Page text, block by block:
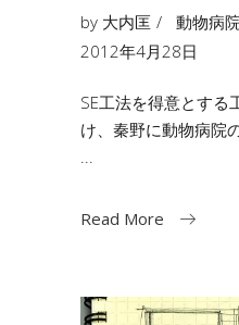
by 大内匡 動物病院
2012年4月28日
SE工法を得意とする
け、秦野に動物病院
Read More